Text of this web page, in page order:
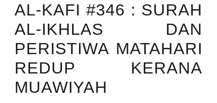
AL-KAFI #346 : SURAH
AL-IKHLAS DAN
PERISTIWA MATAHARI
REDUP KERANA
MUAWIYAH